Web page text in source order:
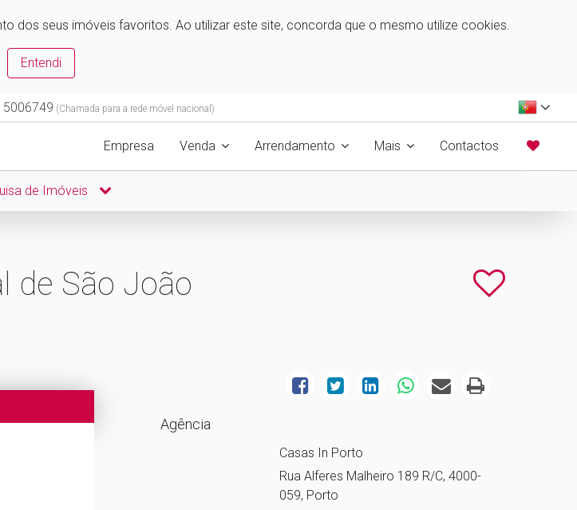
dos seus imóveis favoritos. Ao utilizar este site, concorda que o mesmo utilize cookies.
Entendi
(Chamada para a rede móvel nacional)
Empresa Venda Arrendamento Mais Contactos
de Imóveis
de São João
Agência
Casas In Porto
Rua Alferes Malheiro 189 R/C, 4000-
059, Porto